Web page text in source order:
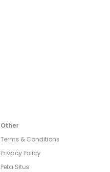
Other
Terms & Conditions
Privacy Policy
Peta Situs